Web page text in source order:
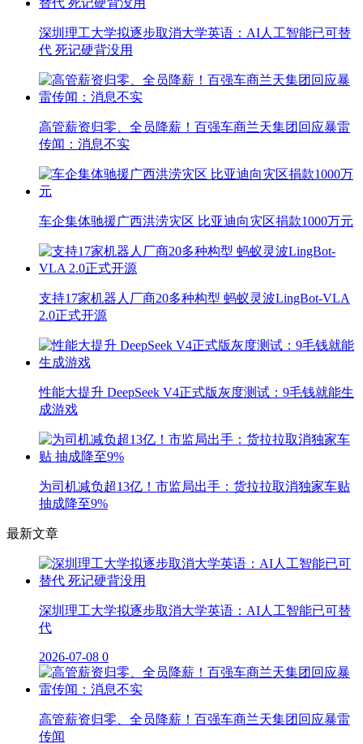
深圳理工大学拟逐步取消大学英语：AI人工智能已可替
代 死记硬背没用
高管薪资归零、全员降薪！百强车商兰天集团回应暴雷
传闻：消息不实
车企集体驰援广西洪涝灾区 比亚迪向灾区捐款1000万元
支持17家机器人厂商20多种构型 蚂蚁灵波LingBot-VLA
2.0正式开源
性能大提升 DeepSeek V4正式版灰度测试：9毛钱就能生
成游戏
为司机减负超13亿！市监局出手：货拉拉取消独家车贴
抽成降至9%
最新文章
深圳理工大学拟逐步取消大学英语：AI人工智能已可替
代
2026-07-08 0
高管薪资归零、全员降薪！百强车商兰天集团回应暴雷
传闻